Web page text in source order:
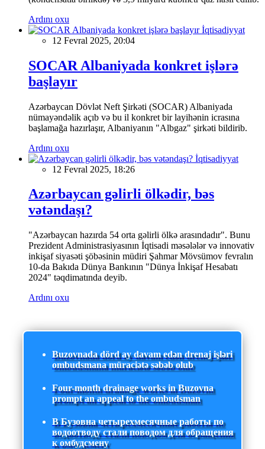
Ardını oxu
İqtisadiyyat
12 Fevral 2025, 20:04
SOCAR Albaniyada konkret işlərə
başlayır
Azərbaycan Dövlət Neft Şirkəti (SOCAR) Albaniyada
nümayəndəlik açıb və bu il konkret bir layihənin icrasına
başlamağa hazırlaşır, Albaniyanın "Albgaz" şirkəti bildirib.
Ardını oxu
İqtisadiyyat
12 Fevral 2025, 18:26
Azərbaycan gəlirli ölkədir, bəs
vətəndaşı?
"Azərbaycan hazırda 54 orta gəlirli ölkə arasındadır". Bunu
Prezident Administrasiyasının İqtisadi məsələlər və innovativ
inkişaf siyasəti şöbəsinin müdiri Şahmar Mövsümov fevralın
10-da Bakıda Dünya Bankının "Dünya İnkişaf Hesabatı
2024" təqdimatında deyib.
Ardını oxu
Buzovnada dörd ay davam edən drenaj işləri
ombudsmana müraciətə səbəb olub
Four-month drainage works in Buzovna
prompt an appeal to the ombudsman
В Бузовна четырехмесячные работы по
водоотводу стали поводом для обращения
к омбудсмену